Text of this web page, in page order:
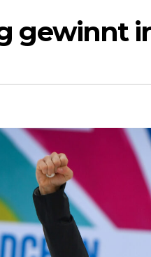
gewinnt